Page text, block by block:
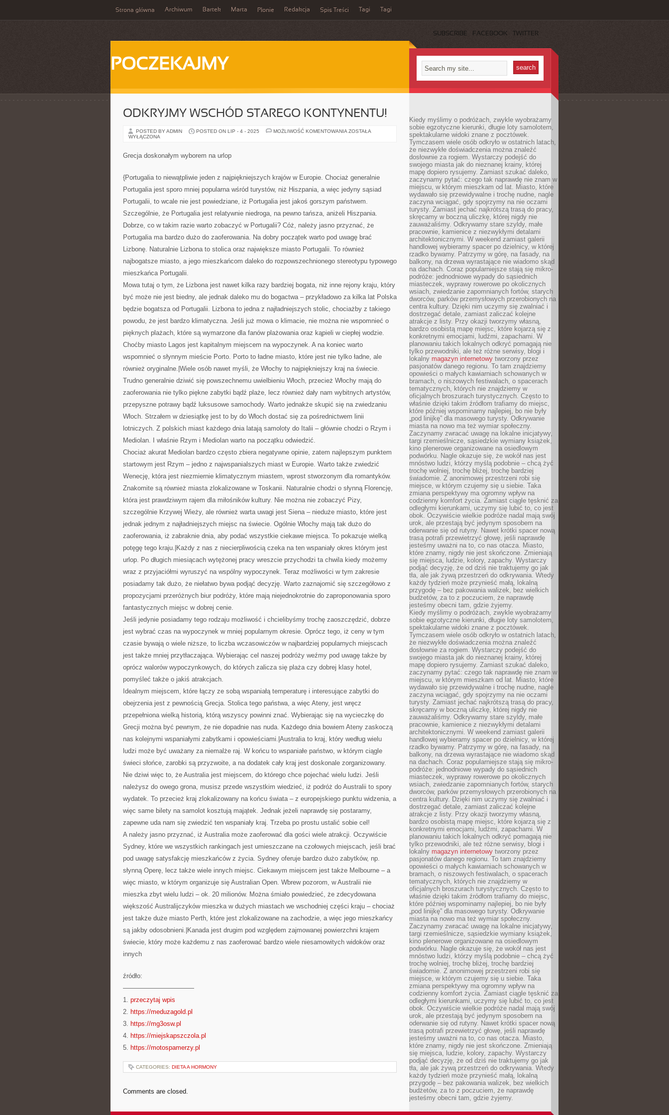
Strona główna Archiwum Bartek Marta Płonie Redakcja Spis Treści Tagi Tagi
SUBSCRIBE FACEBOOK TWITTER
POCZEKAJMY
ODKRYJMY WSCHÓD STAREGO KONTYNENTU!
POSTED BY ADMIN POSTED ON LIP - 4 - 2025 MOŻLIWOŚĆ KOMENTOWANIA ODKRYJMY
ZOSTAŁA
WYŁĄCZONA
Grecja doskonałym wyborem na urlop
{Portugalia to niewątpliwie jeden z najpiękniejszych krajów w Europie. Chociaż generalnie
Portugalia jest sporo mniej popularna wśród turystów, niż Hiszpania, a więc jedyny sąsiad
Portugalii, to wcale nie jest powiedziane, iż Portugalia jest jakoś gorszym państwem.
Szczególnie, że Portugalia jest relatywnie niedroga, na pewno tańsza, aniżeli Hiszpania.
Dobrze, co w takim razie warto zobaczyć w Portugalii? Cóż, należy jasno przyznać, że
Portugalia ma bardzo dużo do zaoferowania. Na dobry początek warto pod uwagę brać
Lizbonę. Naturalnie Lizbona to stolica oraz największe miasto Portugalii. To również
najbogatsze miasto, a jego mieszkańcom daleko do rozpowszechnionego stereotypu typowego
mieszkańca Portugalii.
Mowa tutaj o tym, że Lizbona jest nawet kilka razy bardziej bogata, niż inne rejony kraju, który
być może nie jest biedny, ale jednak daleko mu do bogactwa – przykładowo za kilka lat Polska
będzie bogatsza od Portugalii. Lizbona to jedna z najładniejszych stolic, chociażby z takiego
powodu, że jest bardzo klimatyczna. Jeśli już mowa o klimacie, nie można nie wspomnieć o
pięknych plażach, które są wymarzone dla fanów plażowania oraz kąpieli w ciepłej wodzie.
Choćby miasto Lagos jest kapitalnym miejscem na wypoczynek. A na koniec warto
wspomnieć o słynnym mieście Porto. Porto to ładne miasto, które jest nie tylko ładne, ale
również oryginalne.|Wiele osób nawet myśli, że Włochy to najpiękniejszy kraj na świecie.
Trudno generalnie dziwić się powszechnemu uwielbieniu Włoch, przecież Włochy mają do
zaoferowania nie tylko piękne zabytki bądź plaże, lecz również dały nam wybitnych artystów,
przepyszne potrawy bądź luksusowe samochody. Warto jednakże skupić się na zwiedzaniu
Włoch. Strzałem w dziesiątkę jest to by do Włoch dostać się za pośrednictwem linii
lotniczych. Z polskich miast każdego dnia latają samoloty do Italii – głównie chodzi o Rzym i
Mediolan. I właśnie Rzym i Mediolan warto na początku odwiedzić.
Chociaż akurat Mediolan bardzo często zbiera negatywne opinie, zatem najlepszym punktem
startowym jest Rzym – jedno z najwspanialszych miast w Europie. Warto także zwiedzić
Wenecję, która jest niezmiernie klimatycznym miastem, wprost stworzonym dla romantyków.
Znakomite są również miasta zlokalizowane w Toskanii. Naturalnie chodzi o słynną Florencję,
która jest prawdziwym rajem dla miłośników kultury. Nie można nie zobaczyć Pizy,
szczególnie Krzywej Wieży, ale również warta uwagi jest Siena – nieduże miasto, które jest
jednak jednym z najładniejszych miejsc na świecie. Ogólnie Włochy mają tak dużo do
zaoferowania, iż zabraknie dnia, aby podać wszystkie ciekawe miejsca. To pokazuje wielką
potęgę tego kraju.|Każdy z nas z niecierpliwością czeka na ten wspaniały okres którym jest
urlop. Po długich miesiącach wytężonej pracy wreszcie przychodzi ta chwila kiedy możemy
wraz z przyjaciółmi wyruszyć na wspólny wypoczynek. Teraz możliwości w tym zakresie
posiadamy tak dużo, że niełatwo bywa podjąć decyzję. Warto zaznajomić się szczegółowo z
propozycjami przeróżnych biur podróży, które mają niejednokrotnie do zaproponowania sporo
fantastycznych miejsc w dobrej cenie.
Jeśli jedynie posiadamy tego rodzaju możliwość i chcielibyśmy trochę zaoszczędzić, dobrze
jest wybrać czas na wypoczynek w mniej popularnym okresie. Oprócz tego, iż ceny w tym
czasie bywają o wiele niższe, to liczba wczasowiczów w najbardziej popularnych miejscach
jest także mniej przytłaczająca. Wybierając cel naszej podróży weźmy pod uwagę także by
oprócz walorów wypoczynkowych, do których zalicza się plaża czy dobrej klasy hotel,
pomyśleć także o jakiś atrakcjach.
Idealnym miejscem, które łączy ze sobą wspaniałą temperaturę i interesujące zabytki do
obejrzenia jest z pewnością Grecja. Stolica tego państwa, a więc Ateny, jest wręcz
przepełniona wielką historią, którą wszyscy powinni znać. Wybierając się na wycieczkę do
Grecji można być pewnym, że nie dopadnie nas nuda. Każdego dnia bowiem Ateny zaskoczą
nas kolejnymi wspaniałymi zabytkami i opowieściami.|Australia to kraj, który według wielu
ludzi może być uważany za niemalże raj. W końcu to wspaniałe państwo, w którym ciągle
świeci słońce, zarobki są przyzwoite, a na dodatek cały kraj jest doskonale zorganizowany.
Nie dziwi więc to, że Australia jest miejscem, do którego chce pojechać wielu ludzi. Jeśli
należysz do owego grona, musisz przede wszystkim wiedzieć, iż podróż do Australii to spory
wydatek. To przecież kraj zlokalizowany na końcu świata – z europejskiego punktu widzenia, a
więc same bilety na samolot kosztują majątek. Jednak jeżeli naprawdę się postaramy,
zapewne uda nam się zwiedzić ten wspaniały kraj. Trzeba po prostu ustalić sobie cel!
A należy jasno przyznać, iż Australia może zaoferować dla gości wiele atrakcji. Oczywiście
Sydney, które we wszystkich rankingach jest umieszczane na czołowych miejscach, jeśli brać
pod uwagę satysfakcję mieszkańców z życia. Sydney oferuje bardzo dużo zabytków, np.
słynną Operę, lecz także wiele innych miejsc. Ciekawym miejscem jest także Melbourne – a
więc miasto, w którym organizuje się Australian Open. Wbrew pozorom, w Australii nie
mieszka zbyt wielu ludzi – ok. 20 milionów. Można śmiało powiedzieć, że zdecydowana
większość Australijczyków mieszka w dużych miastach we wschodniej części kraju – chociaż
jest także duże miasto Perth, które jest zlokalizowane na zachodzie, a więc jego mieszkańcy
są jakby odosobnieni.|Kanada jest drugim pod względem zajmowanej powierzchni krajem
świecie, który może każdemu z nas zaoferować bardzo wiele niesamowitych widoków oraz
innych
źródło:
———————————
1. przeczytaj wpis
2. https://meduzagold.pl
3. https://mg3osw.pl
4. https://miejskapszczola.pl
5. https://motospamerzy.pl
CATEGORIES: DIETA A HORMONY
Comments are closed.
Kiedy myślimy o podróżach, zwykle wyobrażamy
sobie egzotyczne kierunki, długie loty samolotem,
spektakularne widoki znane z pocztówek.
Tymczasem wiele osób odkryło w ostatnich latach,
że niezwykłe doświadczenia można znaleźć
dosłownie za rogiem. Wystarczy podejść do
swojego miasta jak do nieznanej krainy, której
mapę dopiero rysujemy. Zamiast szukać daleko,
zaczynamy pytać: czego tak naprawdę nie znam w
miejscu, w którym mieszkam od lat. Miasto, które
wydawało się przewidywalne i trochę nudne, nagle
zaczyna wciągać, gdy spojrzymy na nie oczami
turysty. Zamiast jechać najkrótszą trasą do pracy,
skręcamy w boczną uliczkę, której nigdy nie
zauważaliśmy. Odkrywamy stare szyldy, małe
pracownie, kamienice z niezwykłymi detalami
architektonicznymi. W weekend zamiast galerii
handlowej wybieramy spacer po dzielnicy, w której
rzadko bywamy. Patrzymy w górę, na fasady, na
balkony, na drzewa wyrastające nie wiadomo skąd
na dachach. Coraz popularniejsze stają się mikro-
podróże: jednodniowe wypady do sąsiednich
miasteczek, wyprawy rowerowe po okolicznych
wsiach, zwiedzanie zapomnianych fortów, starych
dworców, parków przemysłowych przerobionych na
centra kultury. Dzięki nim uczymy się zwalniać i
dostrzegać detale, zamiast zaliczać kolejne
atrakcje z listy. Przy okazji tworzymy własną,
bardzo osobistą mapę miejsc, które kojarzą się z
konkretnymi emocjami, ludźmi, zapachami. W
planowaniu takich lokalnych odkryć pomagają nie
tylko przewodniki, ale też różne serwisy, blogi i
lokalny magazyn internetowy tworzony przez
pasjonatów danego regionu. To tam znajdziemy
opowieści o małych kawiarniach schowanych w
bramach, o niszowych festiwalach, o spacerach
tematycznych, których nie znajdziemy w
oficjalnych broszurach turystycznych. Często to
właśnie dzięki takim źródłom trafiamy do miejsc,
które później wspominamy najlepiej, bo nie były
„pod linijkę” dla masowego turysty. Odkrywanie
miasta na nowo ma też wymiar społeczny.
Zaczynamy zwracać uwagę na lokalne inicjatywy,
targi rzemieślnicze, sąsiedzkie wymiany książek,
kino plenerowe organizowane na osiedlowym
podwórku. Nagle okazuje się, że wokół nas jest
mnóstwo ludzi, którzy myślą podobnie – chcą żyć
trochę wolniej, trochę bliżej, trochę bardziej
świadomie. Z anonimowej przestrzeni robi się
miejsce, w którym czujemy się u siebie. Taka
zmiana perspektywy ma ogromny wpływ na
codzienny komfort życia. Zamiast ciągle tęsknić za
odległymi kierunkami, uczymy się lubić to, co jest
obok. Oczywiście wielkie podróże nadal mają swój
urok, ale przestają być jedynym sposobem na
oderwanie się od rutyny. Nawet krótki spacer nową
trasą potrafi przewietrzyć głowę, jeśli naprawdę
jesteśmy uważni na to, co nas otacza. Miasto,
które znamy, nigdy nie jest skończone. Zmieniają
się miejsca, ludzie, kolory, zapachy. Wystarczy
podjąć decyzję, że od dziś nie traktujemy go jak
tła, ale jak żywą przestrzeń do odkrywania. Wtedy
każdy tydzień może przynieść małą, lokalną
przygodę – bez pakowania walizek, bez wielkich
budżetów, za to z poczuciem, że naprawdę
jesteśmy obecni tam, gdzie żyjemy.
Kiedy myślimy o podróżach, zwykle wyobrażamy
sobie egzotyczne kierunki, długie loty samolotem,
spektakularne widoki znane z pocztówek.
Tymczasem wiele osób odkryło w ostatnich latach,
że niezwykłe doświadczenia można znaleźć
dosłownie za rogiem. Wystarczy podejść do
swojego miasta jak do nieznanej krainy, której
mapę dopiero rysujemy. Zamiast szukać daleko,
zaczynamy pytać: czego tak naprawdę nie znam w
miejscu, w którym mieszkam od lat. Miasto, które
wydawało się przewidywalne i trochę nudne, nagle
zaczyna wciągać, gdy spojrzymy na nie oczami
turysty. Zamiast jechać najkrótszą trasą do pracy,
skręcamy w boczną uliczkę, której nigdy nie
zauważaliśmy. Odkrywamy stare szyldy, małe
pracownie, kamienice z niezwykłymi detalami
architektonicznymi. W weekend zamiast galerii
handlowej wybieramy spacer po dzielnicy, w której
rzadko bywamy. Patrzymy w górę, na fasady, na
balkony, na drzewa wyrastające nie wiadomo skąd
na dachach. Coraz popularniejsze stają się mikro-
podróże: jednodniowe wypady do sąsiednich
miasteczek, wyprawy rowerowe po okolicznych
wsiach, zwiedzanie zapomnianych fortów, starych
dworców, parków przemysłowych przerobionych na
centra kultury. Dzięki nim uczymy się zwalniać i
dostrzegać detale, zamiast zaliczać kolejne
atrakcje z listy. Przy okazji tworzymy własną,
bardzo osobistą mapę miejsc, które kojarzą się z
konkretnymi emocjami, ludźmi, zapachami. W
planowaniu takich lokalnych odkryć pomagają nie
tylko przewodniki, ale też różne serwisy, blogi i
lokalny magazyn internetowy tworzony przez
pasjonatów danego regionu. To tam znajdziemy
opowieści o małych kawiarniach schowanych w
bramach, o niszowych festiwalach, o spacerach
tematycznych, których nie znajdziemy w
oficjalnych broszurach turystycznych. Często to
właśnie dzięki takim źródłom trafiamy do miejsc,
które później wspominamy najlepiej, bo nie były
„pod linijkę” dla masowego turysty. Odkrywanie
miasta na nowo ma też wymiar społeczny.
Zaczynamy zwracać uwagę na lokalne inicjatywy,
targi rzemieślnicze, sąsiedzkie wymiany książek,
kino plenerowe organizowane na osiedlowym
podwórku. Nagle okazuje się, że wokół nas jest
mnóstwo ludzi, którzy myślą podobnie – chcą żyć
trochę wolniej, trochę bliżej, trochę bardziej
świadomie. Z anonimowej przestrzeni robi się
miejsce, w którym czujemy się u siebie. Taka
zmiana perspektywy ma ogromny wpływ na
codzienny komfort życia. Zamiast ciągle tęsknić za
odległymi kierunkami, uczymy się lubić to, co jest
obok. Oczywiście wielkie podróże nadal mają swój
urok, ale przestają być jedynym sposobem na
oderwanie się od rutyny. Nawet krótki spacer nową
trasą potrafi przewietrzyć głowę, jeśli naprawdę
jesteśmy uważni na to, co nas otacza. Miasto,
które znamy, nigdy nie jest skończone. Zmieniają
się miejsca, ludzie, kolory, zapachy. Wystarczy
podjąć decyzję, że od dziś nie traktujemy go jak
tła, ale jak żywą przestrzeń do odkrywania. Wtedy
każdy tydzień może przynieść małą, lokalną
przygodę – bez pakowania walizek, bez wielkich
budżetów, za to z poczuciem, że naprawdę
jesteśmy obecni tam, gdzie żyjemy.